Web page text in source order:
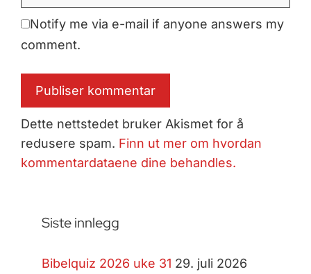
Notify me via e-mail if anyone answers my
comment.
Dette nettstedet bruker Akismet for å
redusere spam. Finn ut mer om hvordan
kommentardataene dine behandles.
Siste innlegg
Bibelquiz 2026 uke 31 29. juli 2026